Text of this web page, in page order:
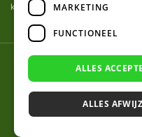
kopen.
© 2026
MARKETING
FUNCTIONEEL
ALLES
ALLES